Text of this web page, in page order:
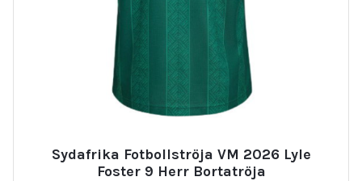
Sydafrika Fotbollströja VM 2026 Lyle
Foster 9 Herr Bortatröja